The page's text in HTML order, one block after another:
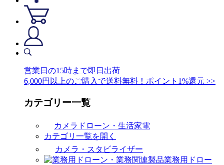
営業日の15時まで即日出荷
6,000円以上のご購入で送料無料！ポイント1%還元 >>
カテゴリー一覧
カメラドローン・生活家電
カテゴリ一覧を開く
カメラ・スタビライザー
業務用ドロー